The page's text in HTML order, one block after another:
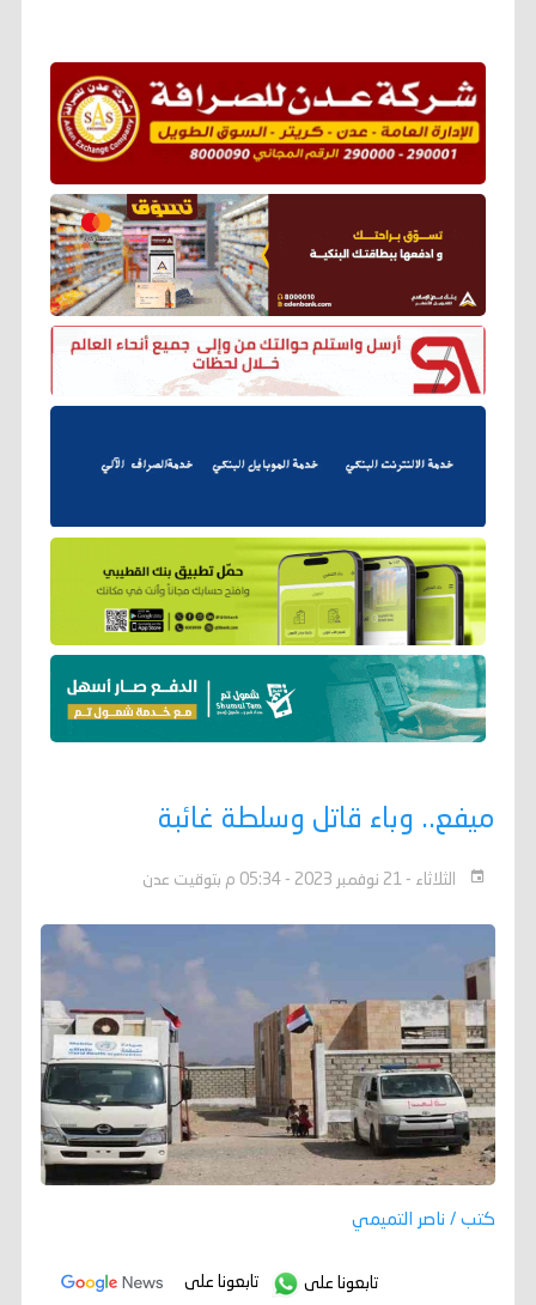
ميفع.. وباء قاتل وسلطة غائبة
الثلاثاء - 21 نوفمبر 2023 - 05:34 م بتوقيت عدن
كتب / ناصر التميمي
تابعونا على تابعونا على